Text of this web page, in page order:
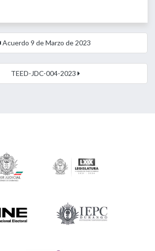
Acuerdo 9 de Marzo de 2023
TEED-JDC-004-2023